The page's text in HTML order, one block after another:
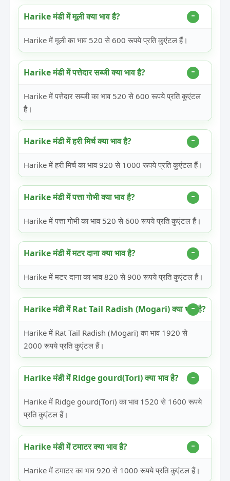
Harike मंडी में मूली क्या भाव है?
Harike में मूली का भाव 520 से 600 रूपये प्रति कुएंटल हैं।
Harike मंडी में पत्तेदार सब्जी क्या भाव है?
Harike में पत्तेदार सब्जी का भाव 520 से 600 रूपये प्रति कुएंटल
हैं।
Harike मंडी में हरी मिर्च क्या भाव है?
Harike में हरी मिर्च का भाव 920 से 1000 रूपये प्रति कुएंटल हैं।
Harike मंडी में पत्ता गोभी क्या भाव है?
Harike में पत्ता गोभी का भाव 520 से 600 रूपये प्रति कुएंटल हैं।
Harike मंडी में मटर दाना क्या भाव है?
Harike में मटर दाना का भाव 820 से 900 रूपये प्रति कुएंटल हैं।
Harike मंडी में Rat Tail Radish (Mogari) क्या भाव है?
Harike में Rat Tail Radish (Mogari) का भाव 1920 से
2000 रूपये प्रति कुएंटल हैं।
Harike मंडी में Ridge gourd(Tori) क्या भाव है?
Harike में Ridge gourd(Tori) का भाव 1520 से 1600 रूपये
प्रति कुएंटल हैं।
Harike मंडी में टमाटर क्या भाव है?
Harike में टमाटर का भाव 920 से 1000 रूपये प्रति कुएंटल हैं।